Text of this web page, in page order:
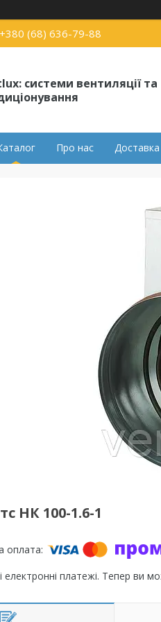
+380 (68) 636-79-88
системи вентиляції та
Про нас Доставка
НК 100-1.6-1
електронні платежі. Тепер ви